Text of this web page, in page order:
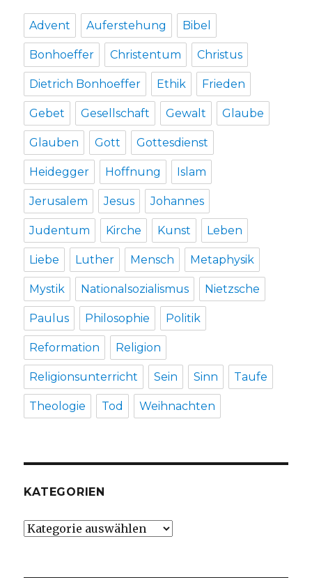
Advent Auferstehung Bibel
Bonhoeffer Christentum Christus
Dietrich Bonhoeffer Ethik Frieden
Gebet Gesellschaft Gewalt Glaube
Glauben Gott Gottesdienst
Heidegger Hoffnung Islam
Jerusalem Jesus Johannes
Judentum Kirche Kunst Leben
Liebe Luther Mensch Metaphysik
Mystik Nationalsozialismus Nietzsche
Paulus Philosophie Politik
Reformation Religion
Religionsunterricht Sein Sinn Taufe
Theologie Tod Weihnachten
KATEGORIEN
Kategorien